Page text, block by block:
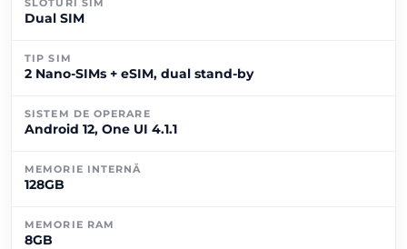
Dual SIM
TIP SIM
2 Nano-SIMs + eSIM, dual stand-by
SISTEM DE OPERARE
Android 12, One UI 4.1.1
MEMORIE INTERNĂ
128GB
MEMORIE RAM
8GB